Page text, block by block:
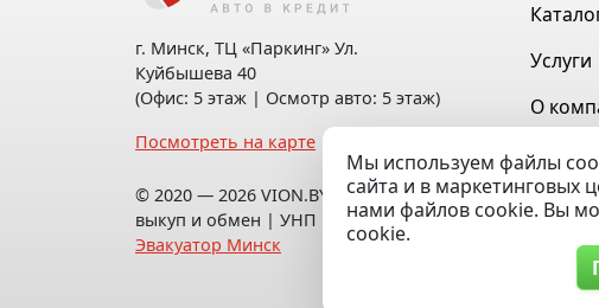
г. Минск, ТЦ «Паркинг» Ул.
Куйбышева 40
(Офис: 5 этаж | Осмотр авто: 5 этаж)
Посмотреть на карте
© 2020 — 2026 VION.BY — Продажа,
выкуп и обмен | УНП 192961100 |
Эвакуатор Минск
Услуги
О
Мы используем файлы
сайта и в маркетинговых
нами файлов cookie. Вы
cookie.